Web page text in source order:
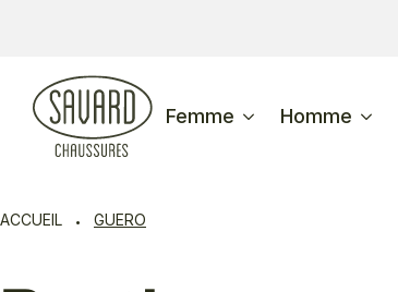
Femme Homme
ACCUEIL GUERO